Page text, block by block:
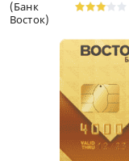
(Банк
Восток)